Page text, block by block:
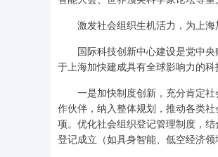
激发社会组织生机活力，为上海
国际科技创新中心建设是党中央
于上海加快建成具有全球影响力的科
一是加快制度创新，充分肯定社
作伙伴，纳入整体规划，推动各类
项。优化社会组织登记管理制度，
登记成立（如具身智能、低空经济